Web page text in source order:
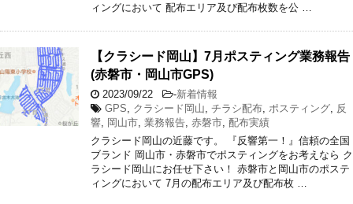
ィングにおいて 配布エリア及び配布枚数を公 …
【クラシード岡山】7月ポスティング業務報告
(赤磐市・岡山市GPS)
2023/09/22 -新着情報
GPS
クラシード岡山 チラシ配布 ポスティング
反
響 岡山市 業務報告 赤磐市 配布実績
クラシード岡山の近藤です。 『反響第一！』信頼の全国
ブランド 岡山市・赤磐市でポスティングをお考えなら ク
ラシード岡山にお任せ下さい！ 赤磐市と岡山市のポステ
ィングにおいて 7月の配布エリア及び配布枚 …